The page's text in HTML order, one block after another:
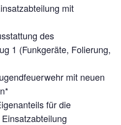
mit
des
1 (Funkgeräte, Folierung,
mit neuen
für die